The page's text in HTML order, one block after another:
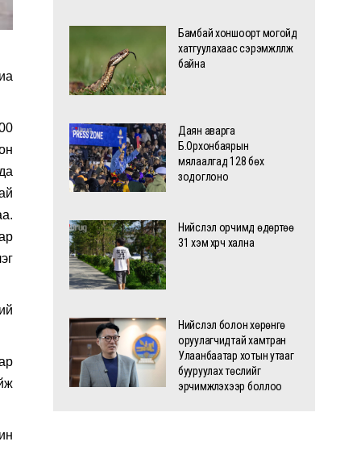
Бамбай хоншоорт могойд
хатгуулахаас сэрэмжлүүлж
байна
Даян аварга
Б.Орхонбаярын
мялаалгад 128 бөх
зодоглоно
Нийслэл орчимд өдөртөө
31 хэм хүрч хална
Нийслэл болон хөрөнгө
оруулагчидтай хамтран
Улаанбаатар хотын утааг
бууруулах төслийг
эрчимжүүлэхээр боллоо